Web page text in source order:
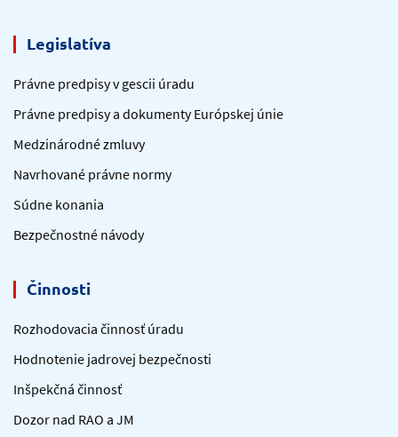
Legislatíva
Právne predpisy v gescii úradu
Právne predpisy a dokumenty Európskej únie
Medzinárodné zmluvy
Navrhované právne normy
Súdne konania
Bezpečnostné návody
Činnosti
Rozhodovacia činnosť úradu
Hodnotenie jadrovej bezpečnosti
Inšpekčná činnosť
Dozor nad RAO a JM